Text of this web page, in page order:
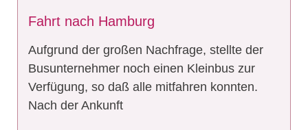
Fahrt nach Hamburg
Aufgrund der großen Nachfrage, stellte der
Busunternehmer noch einen Kleinbus zur
Verfügung, so daß alle mitfahren konnten.
Nach der Ankunft